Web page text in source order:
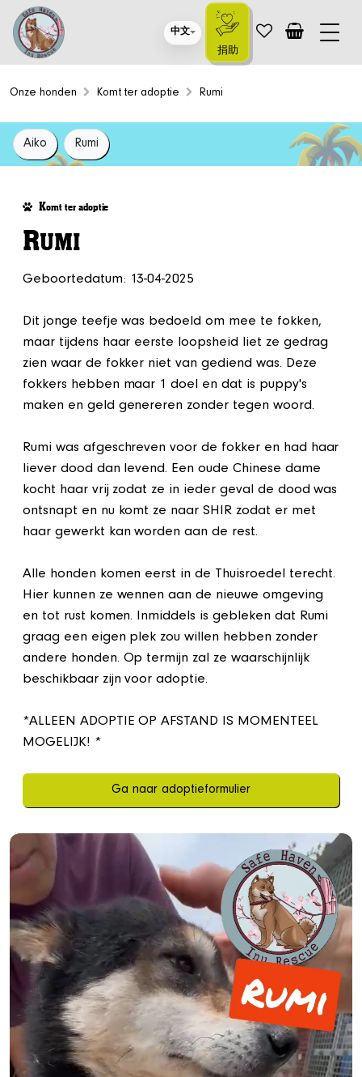
中文
捐助
Onze honden Komt ter adoptie Rumi
Aiko Rumi
Komt ter adoptie
RUMI
Geboortedatum: 13-04-2025
Dit jonge teefje was bedoeld om mee te fokken,
maar tijdens haar eerste loopsheid liet ze gedrag
zien waar de fokker niet van gediend was. Deze
fokkers hebben maar 1 doel en dat is puppy's
maken en geld genereren zonder tegen woord.
Rumi was afgeschreven voor de fokker en had haar
liever dood dan levend. Een oude Chinese dame
kocht haar vrij zodat ze in ieder geval de dood was
ontsnapt en nu komt ze naar SHIR zodat er met
haar gewerkt kan worden aan de rest.
Alle honden komen eerst in de Thuisroedel terecht.
Hier kunnen ze wennen aan de nieuwe omgeving
en tot rust komen. Inmiddels is gebleken dat Rumi
graag een eigen plek zou willen hebben zonder
andere honden. Op termijn zal ze waarschijnlijk
beschikbaar zijn voor adoptie.
*ALLEEN ADOPTIE OP AFSTAND IS MOMENTEEL
MOGELIJK! *
Ga naar adoptieformulier